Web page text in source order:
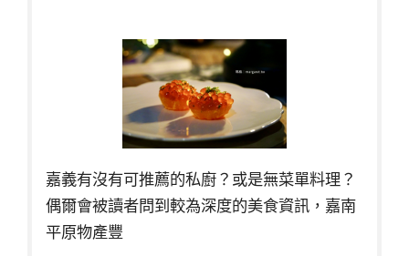
嘉義有沒有可推薦的私廚？或是無菜單料理？
偶爾會被讀者問到較為深度的美食資訊，嘉南
平原物產豐